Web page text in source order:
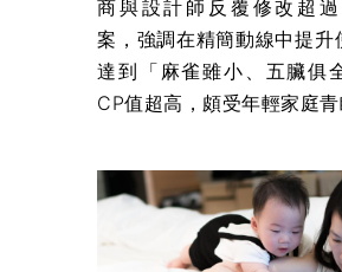
商與設計師反覆修改超
案，強調在精簡動線中提升
達到「麻雀雖小、五臟俱
CP值超高，頗受年輕家庭青